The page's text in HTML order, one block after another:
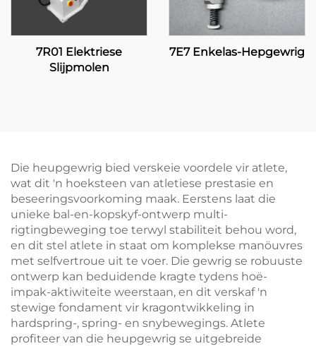
7R01 Elektriese
Slijpmolen
7E7 Enkelas-Hepgewrig
Die heupgewrig bied verskeie voordele vir atlete,
wat dit 'n hoeksteen van atletiese prestasie en
beseeringsvoorkoming maak. Eerstens laat die
unieke bal-en-kopskyf-ontwerp multi-
rigtingbeweging toe terwyl stabiliteit behou word,
en dit stel atlete in staat om komplekse manöuvres
met selfvertroue uit te voer. Die gewrig se robuuste
ontwerp kan beduidende kragte tydens hoë-
impak-aktiwiteite weerstaan, en dit verskaf 'n
stewige fondament vir kragontwikkeling in
hardspring-, spring- en snybewegings. Atlete
profiteer van die heupgewrig se uitgebreide